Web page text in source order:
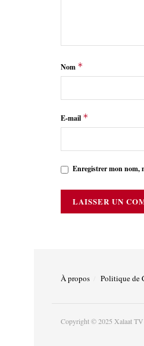
Nom *
E-mail *
Enregistrer mon nom,
À propos Politique de
Copyright © 2025 Xalaat